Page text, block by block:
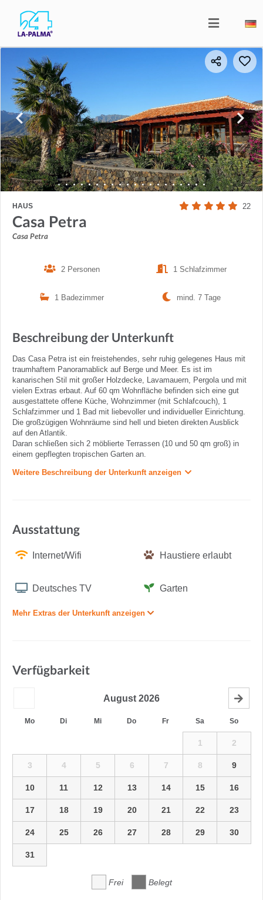
HAUS 22
Casa Petra
Casa Petra
2 Personen 1 Schlafzimmer
1 Badezimmer mind. 7 Tage
Beschreibung der Unterkunft
Das Casa Petra ist ein freistehendes, sehr ruhig gelegenes Haus mit
traumhaftem Panoramablick auf Berge und Meer. Es ist im
kanarischen Stil mit großer Holzdecke, Lavamauern, Pergola und mit
vielen Extras erbaut. Auf 60 qm Wohnfläche befinden sich eine gut
ausgestattete offene Küche, Wohnzimmer (mit Schlafcouch), 1
Schlafzimmer und 1 Bad mit liebevoller und individueller Einrichtung.
Die großzügigen Wohnräume sind hell und bieten direkten Ausblick
auf den Atlantik.
Daran schließen sich 2 möblierte Terrassen (10 und 50 qm groß) in
einem gepflegten tropischen Garten an.
Weitere Beschreibung der Unterkunft anzeigen
Ausstattung
Internet/Wifi Haustiere erlaubt
Deutsches TV Garten
Mehr Extras der Unterkunft anzeigen
Verfügbarkeit
August 2026
Mo Di Mi Do Fr Sa So
1 2
3 4 5 6 7 8 9
10 11 12 13 14 15 16
17 18 19 20 21 22 23
24 25 26 27 28 29 30
31
Frei Belegt